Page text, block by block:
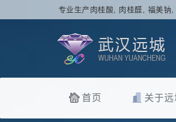
专业生产肉桂酸, 肉桂醛, 福美钠
首页 关于远